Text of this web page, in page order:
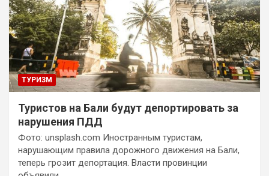
ТУРИЗМ
Туристов на Бали будут депортировать за
нарушения ПДД
Фото: unsplash.com Иностранным туристам,
нарушающим правила дорожного движения на Бали,
теперь грозит депортация. Власти провинции